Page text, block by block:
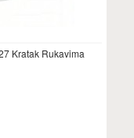
Kratak Rukavima